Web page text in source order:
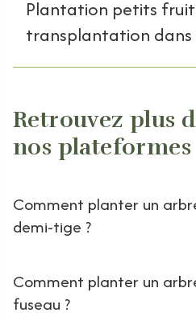
Plantation petits
transplantation
Retrouvez plus
nos plateformes
Comment planter un
demi-tige ?
Comment planter un
fuseau ?